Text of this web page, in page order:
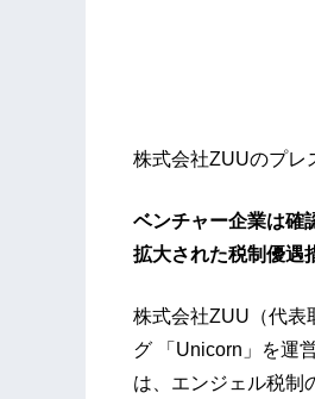
株式会社ZUUのプレ
ベンチャー企業は確
拡大された税制優遇
株式会社ZUU（代表
グ 「Unicorn」を運
は、エンジェル税制